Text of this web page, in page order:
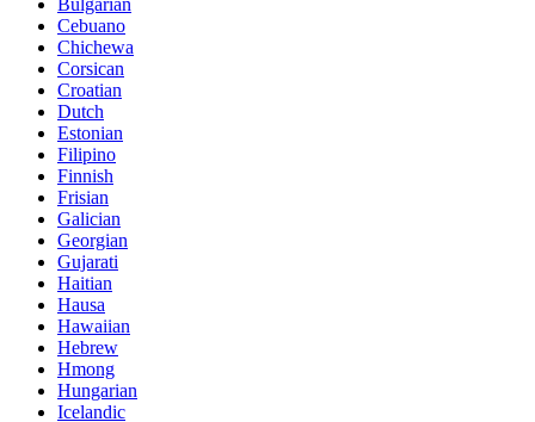
Cebuano
Chichewa
Corsican
Croatian
Dutch
Estonian
Filipino
Finnish
Frisian
Galician
Georgian
Gujarati
Haitian
Hausa
Hawaiian
Hebrew
Hmong
Hungarian
Icelandic